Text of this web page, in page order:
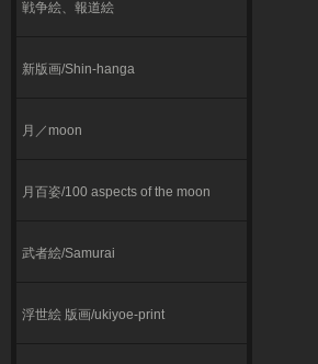
戦争絵、報道絵
新版画/Shin-hanga
月／moon
月百姿/100 aspects of the moon
武者絵/Samurai
浮世絵 版画/ukiyoe-print